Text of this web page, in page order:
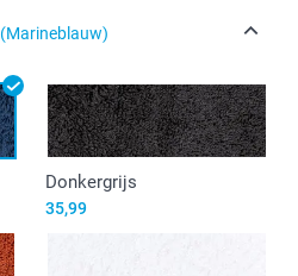
(Marineblauw)
Donkergrijs
35,99